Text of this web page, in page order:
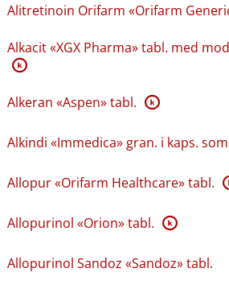
Alitretinoin Orifarm «Orifarm
Alkacit «XGX Pharma» tabl. med
K
Alkeran «Aspen» tabl. K
Alkindi «Immedica» gran. i kaps.
Allopur «Orifarm Healthcare» tabl. K
Allopurinol «Orion» tabl. K
Allopurinol Sandoz «Sandoz» tabl.